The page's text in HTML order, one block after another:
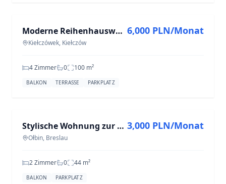
Moderne Reihenhauswohnung in Kiełczówek mit 4 Zimmern und 100 m²
Kiełczówek, Kiełczów
6,000 PLN/Monat
4 Zimmer 0 100 m²
BALKON TERRASSE PARKPLATZ
Stylische Wohnung zur Miete in Ołbin – 2 Zimmer, 44 m²
Ołbin, Breslau
3,000 PLN/Monat
2 Zimmer 0 44 m²
BALKON PARKPLATZ